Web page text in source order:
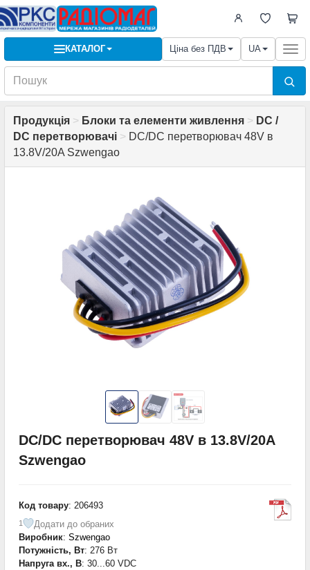
КАТАЛОГ Ціна без ПДВ UA
Продукція > Блоки та елементи живлення > DC /
DC перетворювачі > DC/DC перетворювач 48V в
13.8V/20A Szwengao
DC/DC перетворювач 48V в 13.8V/20A
Szwengao
Код товару: 206493
1
Додати до обраних
Виробник: Szwengao
Потужність, Вт: 276 Вт
Напруга вх., В: 30...60 VDC